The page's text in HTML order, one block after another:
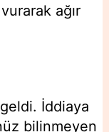
ağır
İddiaya
bilinmeyen